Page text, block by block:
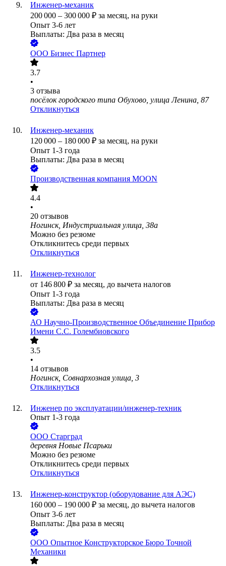
Инженер-механик
200 000 – 300 000 ₽ за месяц, на руки
Опыт 3-6 лет
Выплаты: Два раза в месяц
ООО Бизнес Партнер
3.7
•
3 отзыва
посёлок городского типа Обухово, улица Ленина, 87
Откликнуться
Инженер-механик
120 000 – 180 000 ₽ за месяц, на руки
Опыт 1-3 года
Выплаты: Два раза в месяц
Производственная компания MOON
4.4
•
20 отзывов
Ногинск, Индустриальная улица, 38а
Можно без резюме
Откликнитесь среди первых
Откликнуться
Инженер-технолог
от 146 800 ₽ за месяц, до вычета налогов
Опыт 1-3 года
Выплаты: Два раза в месяц
АО Научно-Производственное Объединение Прибор
Имени С.С. Голембиовского
3.5
•
14 отзывов
Ногинск, Совнархозная улица, 3
Откликнуться
Инженер по эксплуатации/инженер-техник
Опыт 1-3 года
ООО Старград
деревня Новые Псарьки
Можно без резюме
Откликнитесь среди первых
Откликнуться
Инженер-конструктор (оборудование для АЭС)
160 000 – 190 000 ₽ за месяц, до вычета налогов
Опыт 3-6 лет
Выплаты: Два раза в месяц
ООО Опытное Конструкторское Бюро Точной
Механики